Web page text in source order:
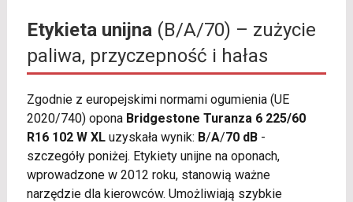
Etykieta unijna(B/A/70) – zużycie
paliwa, przyczepność i hałas
Zgodnie z europejskimi normami ogumienia (UE
2020/740) opona Bridgestone Turanza 6 225/60
R16 102 W XLuzyskała wynik: B/A/70 dB-
szczegóły poniżej. Etykiety unijne na oponach,
wprowadzone w 2012 roku, stanowią ważne
narzędzie dla kierowców. Umożliwiają szybkie